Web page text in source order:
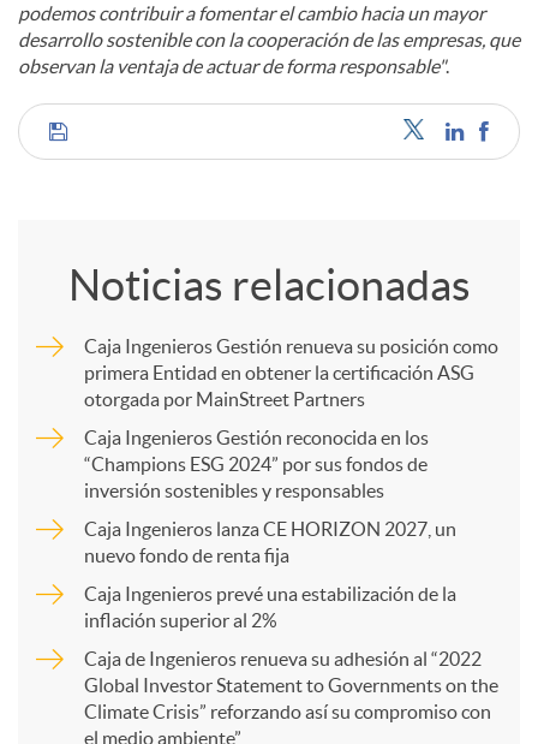
podemos contribuir a fomentar el cambio hacia un mayor
desarrollo sostenible con la cooperación de las empresas, que
observan la ventaja de actuar de forma responsable".
C
r
Noticias relacionadas
Caja Ingenieros Gestión renueva su posición como
primera Entidad en obtener la certificación ASG
otorgada por MainStreet Partners
Caja Ingenieros Gestión reconocida en los
“Champions ESG 2024” por sus fondos de
inversión sostenibles y responsables
Caja Ingenieros lanza CE HORIZON 2027, un
nuevo fondo de renta fija
Caja Ingenieros prevé una estabilización de la
inflación superior al 2%
Caja de Ingenieros renueva su adhesión al “2022
Global Investor Statement to Governments on the
Climate Crisis” reforzando así su compromiso con
el medio ambiente”